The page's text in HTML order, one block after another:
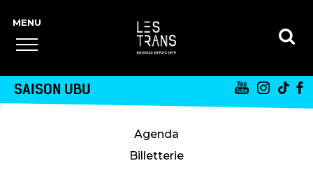
SAISON UBU
Agenda
Billetterie